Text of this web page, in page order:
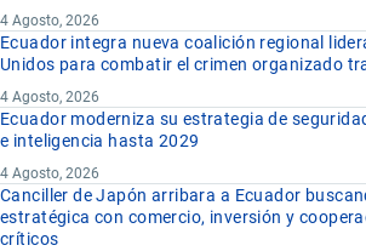
4 Agosto, 2026
Ecuador integra nueva coalición regional
Unidos para combatir el crimen organizado
4 Agosto, 2026
Ecuador moderniza su estrategia de
e inteligencia hasta 2029
4 Agosto, 2026
Canciller de Japón arribara a Ecuador
estratégica con comercio, inversión y
críticos